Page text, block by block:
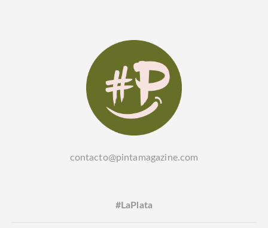
contacto@pintamagazine.com
#LaPlata